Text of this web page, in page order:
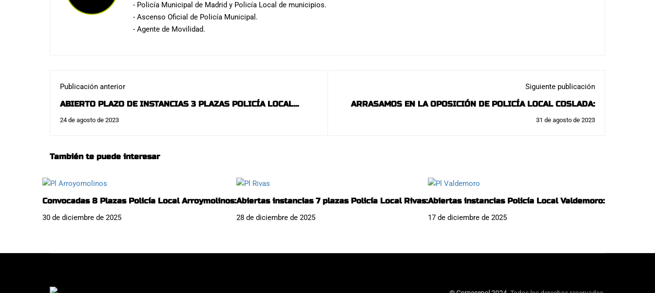
- Policía Municipal de Madrid y Policía Local de municipios.
- Ascenso Oficial de Policía Municipal.
- Agente de Movilidad.
Publicación anterior
ABIERTO PLAZO DE INSTANCIAS 3 PLAZAS POLICÍA LOCAL
ROBLEDO DE CHAVELA:
24 de agosto de 2023
Siguiente publicación
ARRASAMOS EN LA OPOSICIÓN DE POLICÍA LOCAL COSLADA:
31 de agosto de 2023
También te puede interesar
Convocadas 8 Plazas Policía Local Arroymolinos:
30 de diciembre de 2025
Abiertas instancias 7 plazas Policía Local Rivas:
28 de diciembre de 2025
Abiertas instancias Policía Local Valdemoro:
17 de diciembre de 2025